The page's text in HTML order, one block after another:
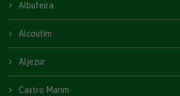
Albufeira
Alcoutim
Aljezur
Castro Marim